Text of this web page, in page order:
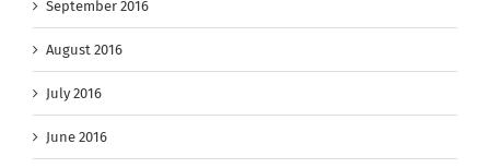
September 2016
August 2016
July 2016
June 2016